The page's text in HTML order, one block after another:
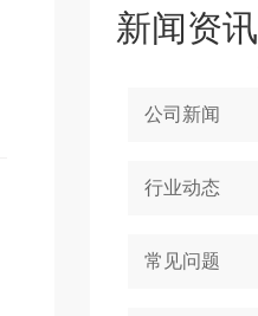
新闻资讯
公司新闻
行业动态
常见问题